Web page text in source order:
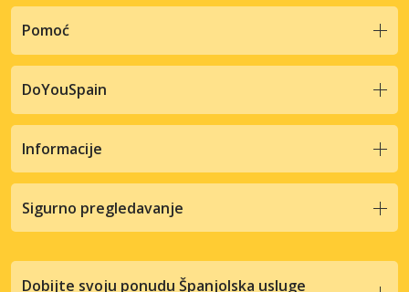
Pomoć
DoYouSpain
Informacije
Sigurno pregledavanje
Dobijte svoju ponudu Španjolska usluge